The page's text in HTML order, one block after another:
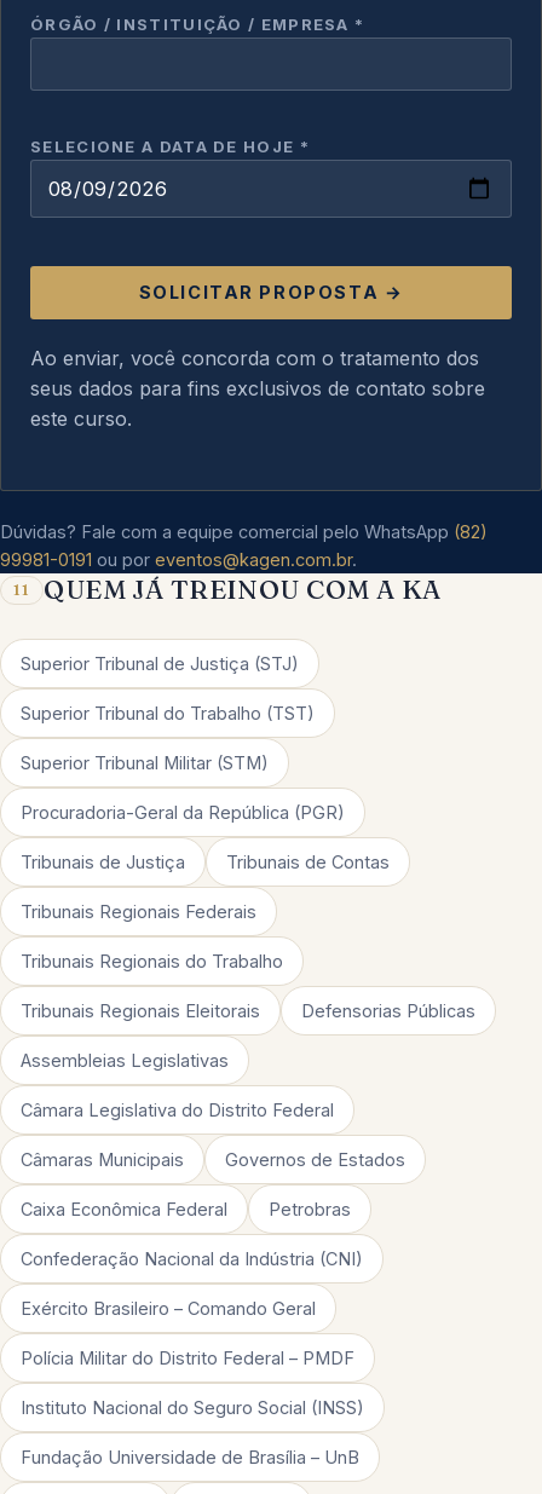
ÓRGÃO / INSTITUIÇÃO / EMPRESA *
SELECIONE A DATA DE HOJE *
SOLICITAR PROPOSTA →
Ao enviar, você concorda com o tratamento dos
seus dados para fins exclusivos de contato sobre
este curso.
Dúvidas? Fale com a equipe comercial pelo WhatsApp (82)
99981-0191 ou por eventos@kagen.com.br.
11 QUEM JÁ TREINOU COM A KA
Superior Tribunal de Justiça (STJ)
Superior Tribunal do Trabalho (TST)
Superior Tribunal Militar (STM)
Procuradoria-Geral da República (PGR)
Tribunais de Justiça Tribunais de Contas
Tribunais Regionais Federais
Tribunais Regionais do Trabalho
Tribunais Regionais Eleitorais Defensorias Públicas
Assembleias Legislativas
Câmara Legislativa do Distrito Federal
Câmaras Municipais Governos de Estados
Caixa Econômica Federal Petrobras
Confederação Nacional da Indústria (CNI)
Exército Brasileiro – Comando Geral
Polícia Militar do Distrito Federal – PMDF
Instituto Nacional do Seguro Social (INSS)
Fundação Universidade de Brasília – UnB